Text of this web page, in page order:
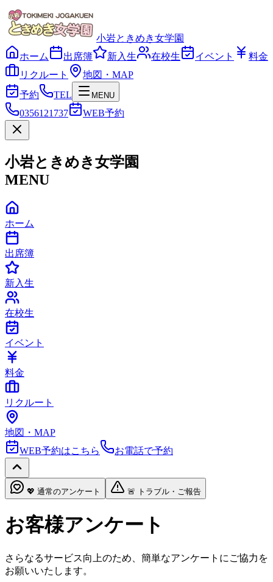
小岩ときめき女学園
ホーム
出席簿 新入生 在校生 イベント
料金
リクルート
地図・MAP
予約
TEL MENU
0356121737 WEB予約
小岩ときめき女学園
MENU
ホーム
出席簿
新入生
在校生
イベント
料金
リクルート
地図・MAP
WEB予約はこちら
お電話で予約
💖 通常のアンケート 🚨 トラブル・ご報告
お客様アンケート
さらなるサービス向上のため、簡単なアンケートにご協力を
お願いいたします。